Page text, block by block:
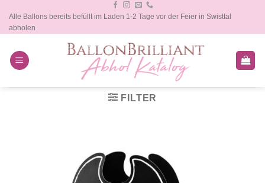
Inhalt
springen
Alle Ballons bereits befüllt im Laden 1-2 Tage vor der Feier in Swisttal
abholen
FILTER